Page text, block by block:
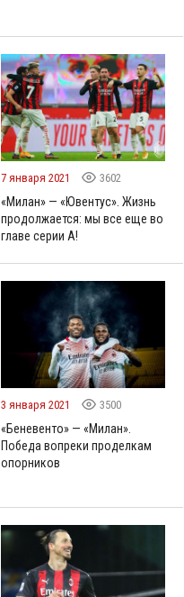
7 января 2021 3602
«Милан» — «Ювентус». Жизнь
продолжается: мы все еще во
главе серии А!
3 января 2021 3500
«Беневенто» — «Милан».
Победа вопреки проделкам
опорников